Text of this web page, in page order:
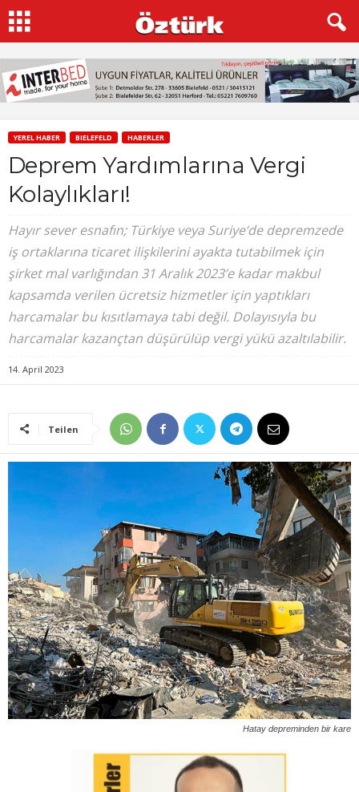
YEREL HABER BIELEFELD HABERLER
Deprem Yardımlarına Vergi
Kolaylıkları!
Hayır sever esnafın; Türkiye veya Suriye‘de depremzede
iş ortaklarına ticaret ilişkilerini ayakta tutabilmek için
şirket mal varlığından 31 Aralık 2023’e kadar makbul
kapsamda verilen ücretsiz hizmetler için yaptıkları
harcamalar bu kısıtlamaya tabi değil. Dolayısıyla bu
harcamalar kazançtan düşürülüp vergi yükü azaltılabilir.
14. April 2023
Teilen
Hatay depreminden bir kare